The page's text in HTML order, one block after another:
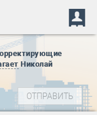
Николай